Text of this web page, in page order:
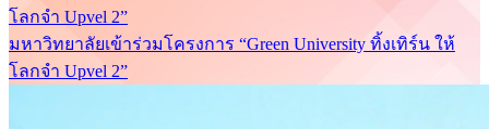
มหาวิทยาลัยเข้าร่วมโครงการ “Green University ทิ้งเทิร์น ให้
โลกจำ Upvel 2”